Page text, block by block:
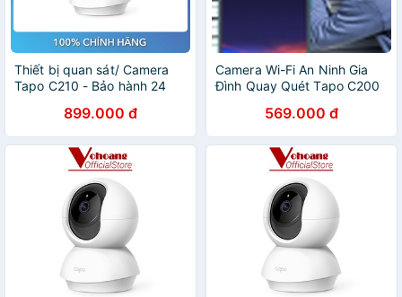
Thiết bị quan sát/ Camera
Tapo C210 - Bảo hành 24
899.000 đ
Camera Wi-Fi An Ninh Gia
Đình Quay Quét Tapo C200
569.000 đ